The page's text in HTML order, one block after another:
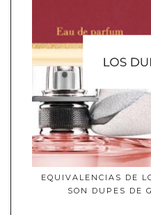
EQUIVALENCIAS DE
SON DUPES DE